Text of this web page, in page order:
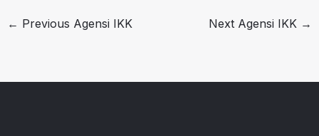
← Previous Agensi IKK Next Agensi IKK →